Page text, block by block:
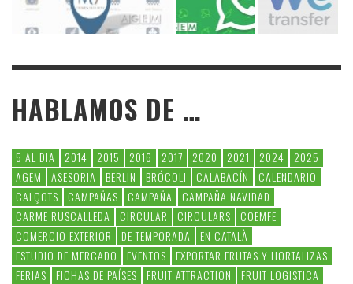
HABLAMOS DE …
5 AL DIA 2014 2015 2016 2017 2020 2021 2024
2025
AGEM
ASESORIA BERLIN BRÓCOLI CALABACÍN
CALENDARIO
CALÇOTS
CAMPAÑAS CAMPAÑA
CAMPAÑA NAVIDAD
CARME RUSCALLEDA
CIRCULAR CIRCULARS
COEMFE
COMERCIO EXTERIOR
DE TEMPORADA
EN CATALÀ
ESTUDIO DE MERCADO
EVENTOS
EXPORTAR FRUTAS Y HORTALIZAS
FERIAS
FICHAS DE PAÍSES FRUIT ATTRACTION
FRUIT LOGISTICA